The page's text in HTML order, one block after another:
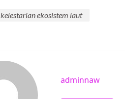
kelestarian ekosistem laut
adminnaw